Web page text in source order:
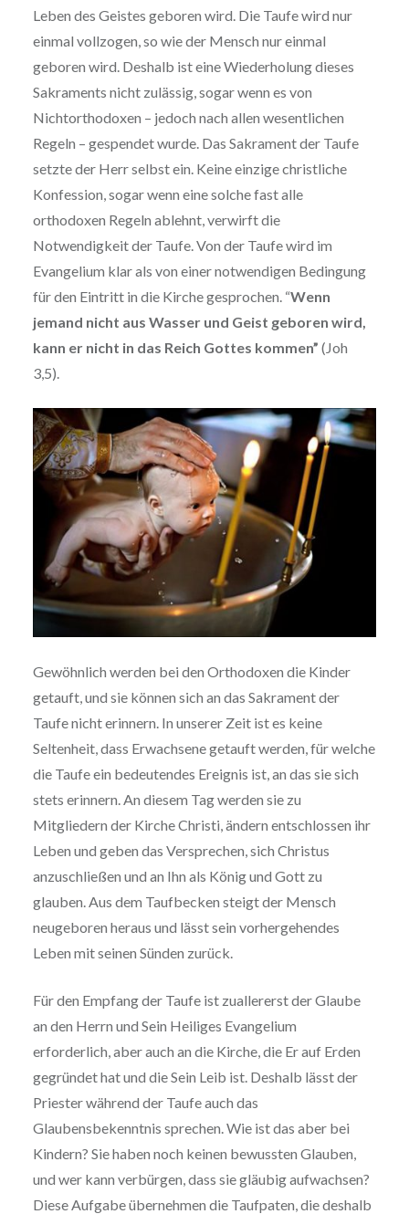
Leben des Geistes geboren wird. Die Taufe wird nur
einmal vollzogen, so wie der Mensch nur einmal
geboren wird. Deshalb ist eine Wiederholung dieses
Sakraments nicht zulässig, sogar wenn es von
Nichtorthodoxen – jedoch nach allen wesentlichen
Regeln – gespendet wurde. Das Sakrament der Taufe
setzte der Herr selbst ein. Keine einzige christliche
Konfession, sogar wenn eine solche fast alle
orthodoxen Regeln ablehnt, verwirft die
Notwendigkeit der Taufe. Von der Taufe wird im
Evangelium klar als von einer notwendigen Bedingung
für den Eintritt in die Kirche gesprochen. “Wenn
jemand nicht aus Wasser und Geist geboren wird,
kann er nicht in das Reich Gottes kommen” (Joh
3,5).
Gewöhnlich werden bei den Orthodoxen die Kinder
getauft, und sie können sich an das Sakrament der
Taufe nicht erinnern. In unserer Zeit ist es keine
Seltenheit, dass Erwachsene getauft werden, für welche
die Taufe ein bedeutendes Ereignis ist, an das sie sich
stets erinnern. An diesem Tag werden sie zu
Mitgliedern der Kirche Christi, ändern entschlossen ihr
Leben und geben das Versprechen, sich Christus
anzuschließen und an Ihn als König und Gott zu
glauben. Aus dem Taufbecken steigt der Mensch
neugeboren heraus und lässt sein vorhergehendes
Leben mit seinen Sünden zurück.
Für den Empfang der Taufe ist zuallererst der Glaube
an den Herrn und Sein Heiliges Evangelium
erforderlich, aber auch an die Kirche, die Er auf Erden
gegründet hat und die Sein Leib ist. Deshalb lässt der
Priester während der Taufe auch das
Glaubensbekenntnis sprechen. Wie ist das aber bei
Kindern? Sie haben noch keinen bewussten Glauben,
und wer kann verbürgen, dass sie gläubig aufwachsen?
Diese Aufgabe übernehmen die Taufpaten, die deshalb